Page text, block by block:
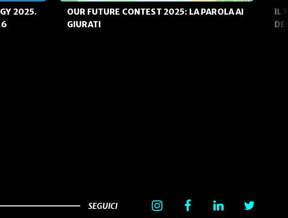
2025.
OUR FUTURE CONTEST 2025: LA PAROLA AI
GIURATI
IL
SEGUICI